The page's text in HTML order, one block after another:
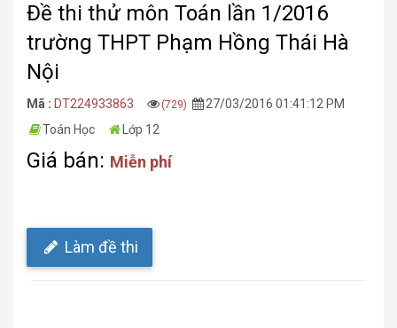
Đề thi thử môn Toán lần 1/2016
trường THPT Phạm Hồng Thái Hà
Nội
Mã : DT224933863 (729)
27/03/2016 01:41:12 PM
Toán Học
Lớp 12
Giá bán: Miễn phí
Làm đề thi